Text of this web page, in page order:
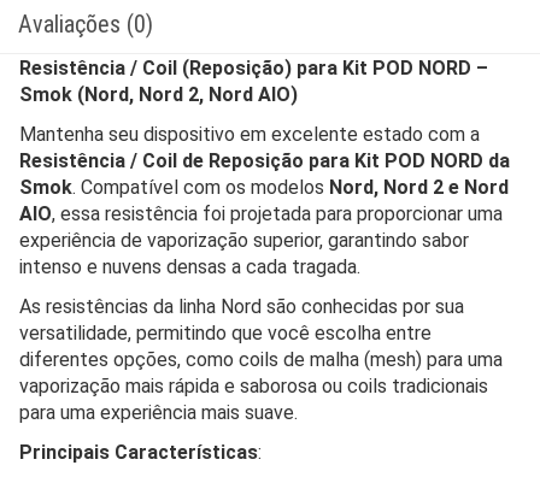
Avaliações (0)
Resistência / Coil (Reposição) para Kit POD NORD –
Smok (Nord, Nord 2, Nord AIO)
Mantenha seu dispositivo em excelente estado com a
Resistência / Coil de Reposição para Kit POD NORD da
Smok. Compatível com os modelos Nord, Nord 2 e Nord
AIO, essa resistência foi projetada para proporcionar uma
experiência de vaporização superior, garantindo sabor
intenso e nuvens densas a cada tragada.
As resistências da linha Nord são conhecidas por sua
versatilidade, permitindo que você escolha entre
diferentes opções, como coils de malha (mesh) para uma
vaporização mais rápida e saborosa ou coils tradicionais
para uma experiência mais suave.
Principais Características: